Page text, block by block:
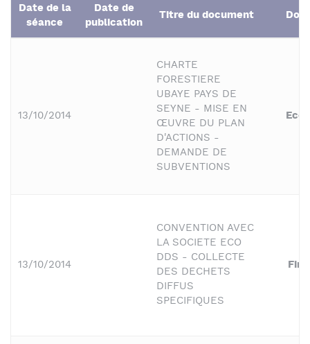
Date de la
séance
Date de
publication
Titre du document
13/10/2014
CHARTE
FORESTIERE
UBAYE PAYS DE
SEYNE - MISE EN
ŒUVRE DU PLAN
D'ACTIONS -
DEMANDE DE
SUBVENTIONS
13/10/2014
CONVENTION AVEC
LA SOCIETE ECO
DDS - COLLECTE
DES DECHETS
DIFFUS
SPECIFIQUES